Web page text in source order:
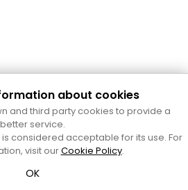
Mataró
de Mataró
9 (Mataró, 08302)
dimecres i divendres de 10 a 13 h.
al 93 758 23 61
about cookies
and third party cookies to provide a
better service.
considered acceptable for its use. For
visit ourCookie Policy.
OK